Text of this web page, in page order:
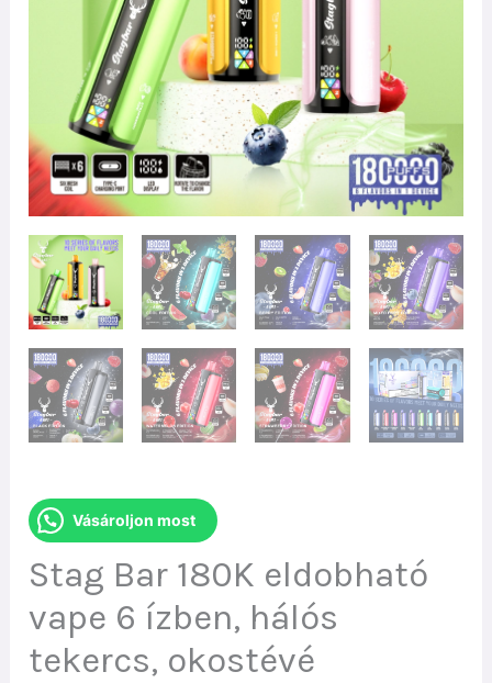
Vásároljon most
Stag Bar 180K eldobható
vape 6 ízben, hálós
tekercs, okostévé